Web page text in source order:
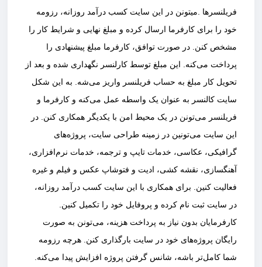
فریلنسرها .میتونن در این سایت کسب درآمد روزانه، رزومه
خود را برای کارفرما ارسال کرده و مبلغ نهایی و شرایط کار را
مشخص کنن. در صورت توافق، کارفرما مبلغ پیشنهادی را
پرداخت می‌کنه. این مبلغ توسط کارلنسر نگهداری شده و بعد از
تحویل کار مبلغ به حساب فریلنسر واریز می‌شه. به این شکل
سایت کالنسر به عنوان یک واسطه عمل می‌کنه و کارفرما و
فریلنسر می‌تونن در یک محیط امن با یکدیگر همکاری کنن. در
این سایت می‌تونین در زمینه طراحی سایت، پروژه‌های
گرافیکی، عکاسی، خدمات تایپ و ترجمه، خدمات نرم‌افزاری،
آهنگسازی، نقشه کشی، ادیت و فتوشاپ عکس و فیلم و غیره
فعالیت کنین. برای همکاری با این سایت کسب درآمد روزانه،
در سایت ثبت نام کرده و پروفایل خود را تکمیل کنین.
کارفرمایان بدون نیاز به پرداخت هزینه، می‌تونن به صورت
رایگان پروژه‌های خود در سایت بارگذاری کنن. هرچه رزومه
شما کامل‌تر باشه، شانس گرفتن پروژه افزایش پیدا می‌کنه.